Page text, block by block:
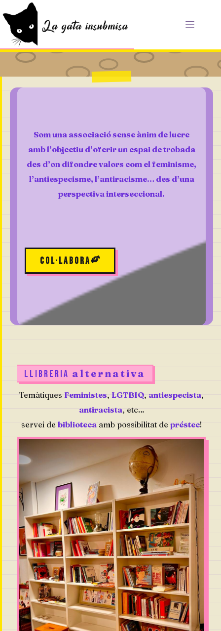
al
contenido
Som una associació sense ànim de lucre
amb l’objectiu d’oferir un espai de trobada
des d’on difondre valors com el feminisme,
l’antiespecisme, l’antiracisme… des d’una
perspectiva interseccional.
Col·labora
LLIBRERIA alternativa
Temàtiques Feministes, LGTBIQ, antiespecista,
antiracista, etc…
servei de bibliotecaamb possibilitat de préstec!